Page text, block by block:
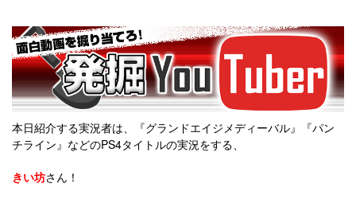
本日紹介する実況者は、『グランドエイジメディーバル』『パン
チライン』などのPS4タイトルの実況をする、
きい坊さん！